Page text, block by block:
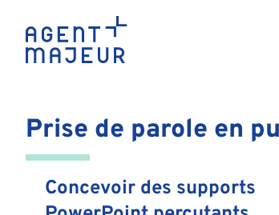
Prise de parole en
Concevoir des supports